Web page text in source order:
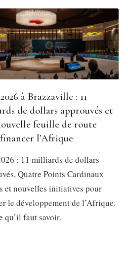
à Brazzaville : 11
de dollars approuvés et
feuille de route
l’Afrique
: 11 milliards de dollars
Quatre Points Cardinaux
et nouvelles initiatives pour
le développement de l’Afrique.
qu’il faut savoir.